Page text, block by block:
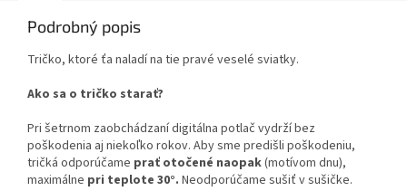
Podrobný popis
Tričko, ktoré ťa naladí na tie pravé veselé sviatky.
Ako sa o tričko starať?
Pri šetrnom zaobchádzaní digitálna potlač vydrží bez
poškodenia aj niekoľko rokov. Aby sme predišli poškodeniu,
tričká odporúčame prať otočené naopak(motívom dnu),
maximálne pri teplote 30°. Neodporúčame sušiť v sušičke.